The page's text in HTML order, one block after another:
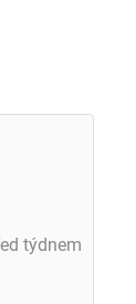
týdnem